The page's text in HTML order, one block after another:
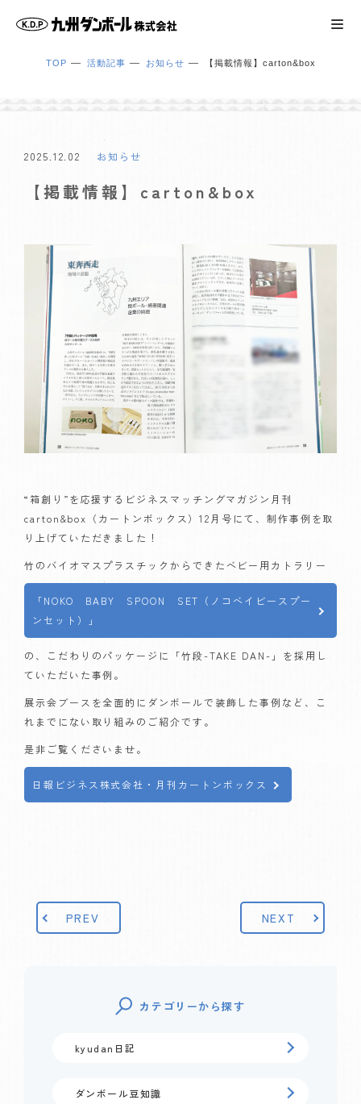
TOP 活動記事 お知らせ 【掲載情報】carton&box
2025.12.02 お知らせ
【掲載情報】carton&box
“箱創り”を応援するビジネスマッチングマガジン月刊
carton&box（カートンボックス）12月号にて、制作事例を取
り上げていただきました！
竹のバイオマスプラスチックからできたベビー用カトラリー
「NOKO BABY SPOON SET（ノコベイビースプー
ンセット）」
の、こだわりのパッケージに「竹段-TAKE DAN-」を採用し
ていただいた事例。
展示会ブースを全面的にダンボールで装飾した事例など、こ
れまでにない取り組みのご紹介です。
是非ご覧くださいませ。
日報ビジネス株式会社・月刊カートンボックス
PREV NEXT
カテゴリーから探す
kyudan日記
ダンボール豆知識